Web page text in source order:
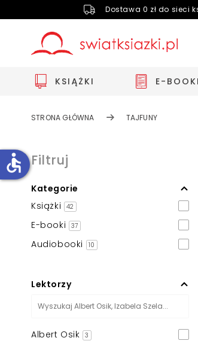
Dostawa 0 zł do sieci
KSIĄŻKI E-BOOKI
STRONA GŁÓWNA TAJFUNY
Filtruj
Kategorie
Książki
42
E-booki 37
Audiobooki 10
Lektorzy
Albert Osik 3
accessible
Zwiększ rozmiar czcionki
Zmniejsz rozmiar czcionki
Odwróć kolory